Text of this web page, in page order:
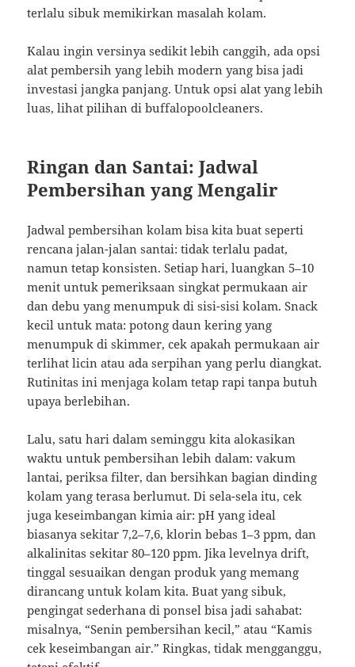
terlalu sibuk memikirkan masalah kolam.
Kalau ingin versinya sedikit lebih canggih, ada opsi
alat pembersih yang lebih modern yang bisa jadi
investasi jangka panjang. Untuk opsi alat yang lebih
luas, lihat pilihan di buffalopoolcleaners.
Ringan dan Santai: Jadwal
Pembersihan yang Mengalir
Jadwal pembersihan kolam bisa kita buat seperti
rencana jalan-jalan santai: tidak terlalu padat,
namun tetap konsisten. Setiap hari, luangkan 5–10
menit untuk pemeriksaan singkat permukaan air
dan debu yang menumpuk di sisi-sisi kolam. Snack
kecil untuk mata: potong daun kering yang
menumpuk di skimmer, cek apakah permukaan air
terlihat licin atau ada serpihan yang perlu diangkat.
Rutinitas ini menjaga kolam tetap rapi tanpa butuh
upaya berlebihan.
Lalu, satu hari dalam seminggu kita alokasikan
waktu untuk pembersihan lebih dalam: vakum
lantai, periksa filter, dan bersihkan bagian dinding
kolam yang terasa berlumut. Di sela-sela itu, cek
juga keseimbangan kimia air: pH yang ideal
biasanya sekitar 7,2–7,6, klorin bebas 1–3 ppm, dan
alkalinitas sekitar 80–120 ppm. Jika levelnya drift,
tinggal sesuaikan dengan produk yang memang
dirancang untuk kolam kita. Buat yang sibuk,
pengingat sederhana di ponsel bisa jadi sahabat:
misalnya, “Senin pembersihan kecil,” atau “Kamis
cek keseimbangan air.” Ringkas, tidak mengganggu,